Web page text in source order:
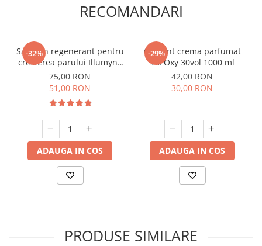
RECOMANDARI
-32%
Sampon regenerant pentru
cresterea parului Illumyno
250 ml
75,00 RON
51,00 RON
ADAUGA IN COS
-29%
Oxidant crema parfumat
9% Oxy 30vol 1000 ml
42,00 RON
30,00 RON
ADAUGA IN COS
PRODUSE SIMILARE